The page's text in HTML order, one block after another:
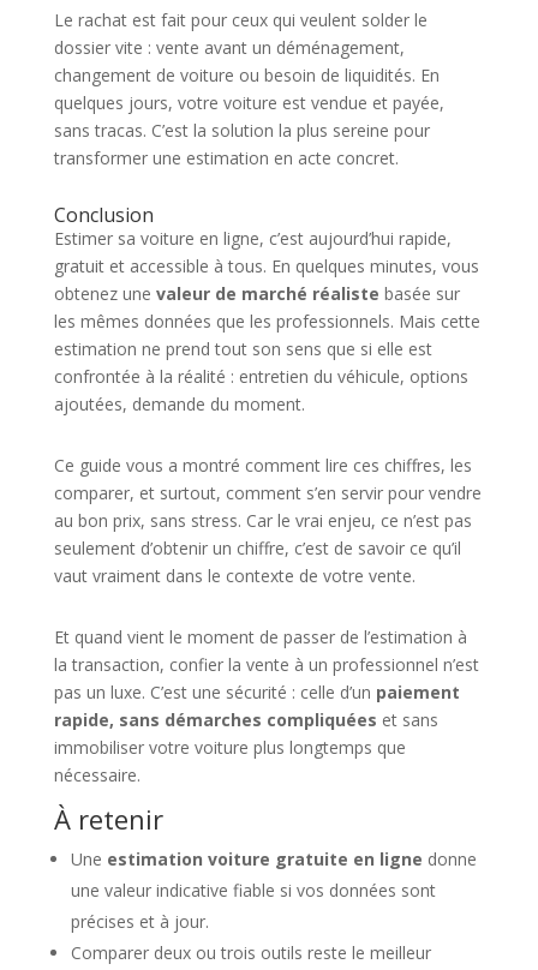
Le rachat est fait pour ceux qui veulent solder le
dossier vite : vente avant un déménagement,
changement de voiture ou besoin de liquidités. En
quelques jours, votre voiture est vendue et payée,
sans tracas. C’est la solution la plus sereine pour
transformer une estimation en acte concret.
Conclusion
Estimer sa voiture en ligne, c’est aujourd’hui rapide,
gratuit et accessible à tous. En quelques minutes, vous
obtenez une valeur de marché réaliste basée sur
les mêmes données que les professionnels. Mais cette
estimation ne prend tout son sens que si elle est
confrontée à la réalité : entretien du véhicule, options
ajoutées, demande du moment.
Ce guide vous a montré comment lire ces chiffres, les
comparer, et surtout, comment s’en servir pour vendre
au bon prix, sans stress. Car le vrai enjeu, ce n’est pas
seulement d’obtenir un chiffre, c’est de savoir ce qu’il
vaut vraiment dans le contexte de votre vente.
Et quand vient le moment de passer de l’estimation à
la transaction, confier la vente à un professionnel n’est
pas un luxe. C’est une sécurité : celle d’un paiement
rapide, sans démarches compliquées et sans
immobiliser votre voiture plus longtemps que
nécessaire.
À retenir
Une estimation voiture gratuite en ligne donne
une valeur indicative fiable si vos données sont
précises et à jour.
Comparer deux ou trois outils reste le meilleur